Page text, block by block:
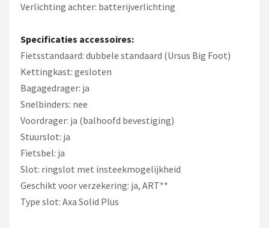
Verlichting achter: batterijverlichting
Specificaties accessoires:
Fietsstandaard: dubbele standaard (Ursus Big Foot)
Kettingkast: gesloten
Bagagedrager: ja
Snelbinders: nee
Voordrager: ja (balhoofd bevestiging)
Stuurslot: ja
Fietsbel: ja
Slot: ringslot met insteekmogelijkheid
Geschikt voor verzekering: ja, ART**
Type slot: Axa Solid Plus